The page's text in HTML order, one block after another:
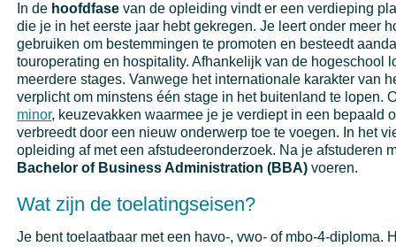
In de hoofdfase van de opleiding vindt er een verdieping
die je in het eerste jaar hebt gekregen. Je leert onder meer
gebruiken om bestemmingen te promoten en besteedt
touroperating en hospitality. Afhankelijk van de hogeschool
meerdere stages. Vanwege het internationale karakter van
verplicht om minstens één stage in het buitenland te lopen.
minor, keuzevakken waarmee je je verdiept in een bepaald
verbreedt door een nieuw onderwerp toe te voegen. In het
opleiding af met een afstudeeronderzoek. Na je afstuderen
Bachelor of Business Administration (BBA) voeren.
Wat zijn de toelatingseisen?
Je bent toelaatbaar met een havo-, vwo- of mbo-4-diploma.